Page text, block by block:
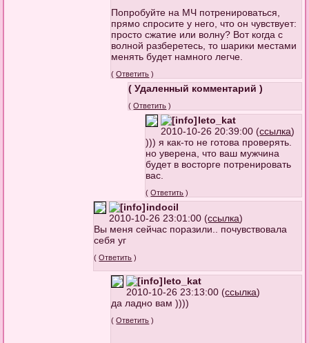
Попробуйте на МЧ потренироваться,
прямо спросите у него, что он чувствует:
просто сжатие или волну? Вот когда с
волной разберетесь, то шарики местами
менять будет намного легче.
(Ответить )
( Удаленный комментарий )
(Ответить )
leto_kat
2010-10-26 20:39:00 (ссылка)
))) я как-то не готова проверять.
но уверена, что ваш мужчина
будет в восторге потренировать
вас.
(Ответить )
indocil
2010-10-26 23:01:00 (ссылка)
Вы меня сейчас поразили.. почувствовала
себя уг
(Ответить )
leto_kat
2010-10-26 23:13:00 (ссылка)
да ладно вам ))))
(Ответить )